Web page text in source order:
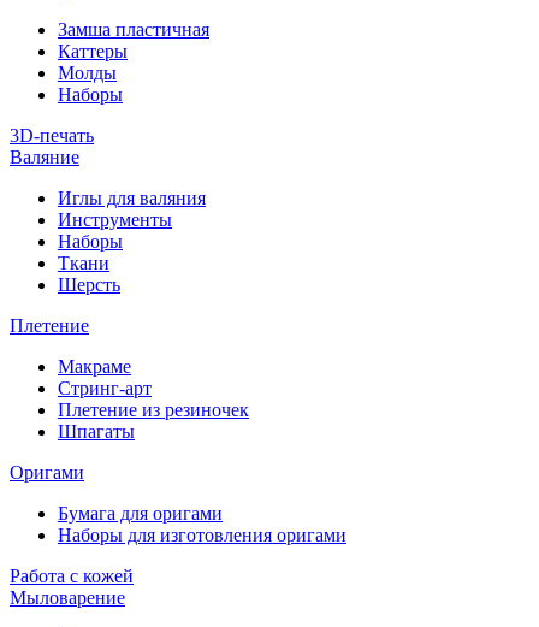
Замша пластичная
Каттеры
Молды
Наборы
3D-печать
Валяние
Иглы для валяния
Инструменты
Наборы
Ткани
Шерсть
Плетение
Макраме
Стринг-арт
Плетение из резиночек
Шпагаты
Оригами
Бумага для оригами
Наборы для изготовления оригами
Работа с кожей
Мыловарение